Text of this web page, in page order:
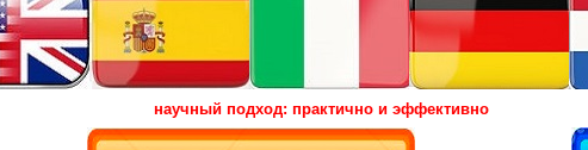
научный подход: практично и эффективно